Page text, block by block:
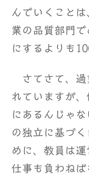
んでいくこと
業の品質部門
にするよりも
さてさて、過
れていますが、
にあるんじゃ
の独立に基づ
めに、教員は
仕事も負わねば